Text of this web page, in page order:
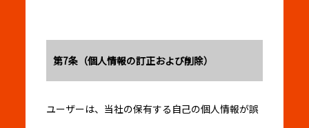
第7条（個人情報の訂正および削除）
ユーザーは、当社の保有する自己の個人情報が誤